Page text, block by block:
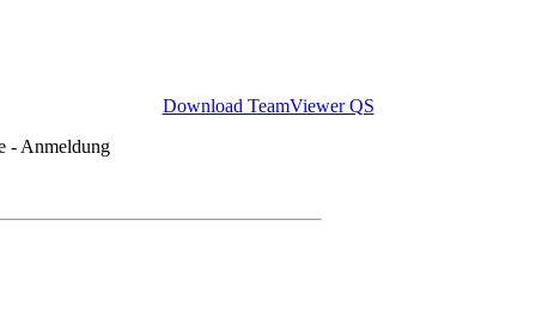
Download TeamViewer QS
- Anmeldung